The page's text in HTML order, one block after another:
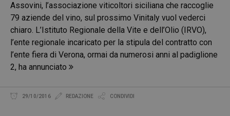
Assovini, l’associazione viticoltori siciliana che raccoglie
79 aziende del vino, sul prossimo Vinitaly vuol vederci
chiaro. L’Istituto Regionale della Vite e dell’Olio (IRVO),
l’ente regionale incaricato per la stipula del contratto con
l’ente fiera di Verona, ormai da numerosi anni al padiglione
2, ha annunciato
29/10/2016 REDAZIONE CONDIVIDI